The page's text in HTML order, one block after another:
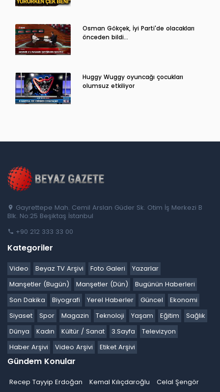
Osman Gökçek, İyi Parti'de olacakları
önceden bildi...
Huggy Wuggy oyuncağı çocukları
olumsuz etkiliyor
Gayrettepe Mah. Cemil Arslan Güder Sk. Otim İş Merkezi B
Blk. No:25 Beşiktaş İstanbul
+90 212 333 33 00
Kategoriler
Video Beyaz TV Arşivi Foto Galeri
Yazarlar
Manşetler (Bugün)
Manşetler (Dün)
Bugünün Haberleri
Son Dakika
Biyografi Yerel Haberler Güncel
Ekonomi
Siyaset
Spor Magazin Teknoloji Yaşam Eğitim
Sağlık
Dünya
Kadın Kültür / Sanat 3.Sayfa
Televizyon
Haber Arşivi
Video Arşivi Etiket Arşivi
Gündem Konular
Recep Tayyip Erdoğan Kemal Kılıçdaroğlu
Celal Şengör